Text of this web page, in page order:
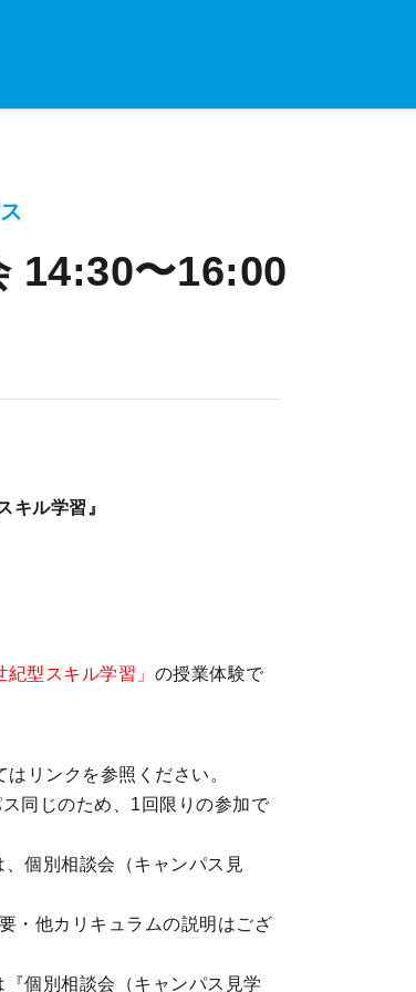
14:30〜16:00
キル学習』
紀型スキル学習」 の授業体験で
はリンクを参照ください。
同じのため、1回限りの参加で
個別相談会（キャンパス見
・他カリキュラムの説明はござ
個別相談会（キャンパス見学